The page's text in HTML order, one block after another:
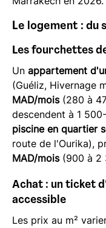
Le logement : du
Les fourchettes
Un appartement
(Guéliz, Hivernage
MAD/mois(280 à
descendent à 1
piscine en quartier
route de l'Ourika),
MAD/mois(900 à 2
Achat : un ticket
accessible
Les prix au m²